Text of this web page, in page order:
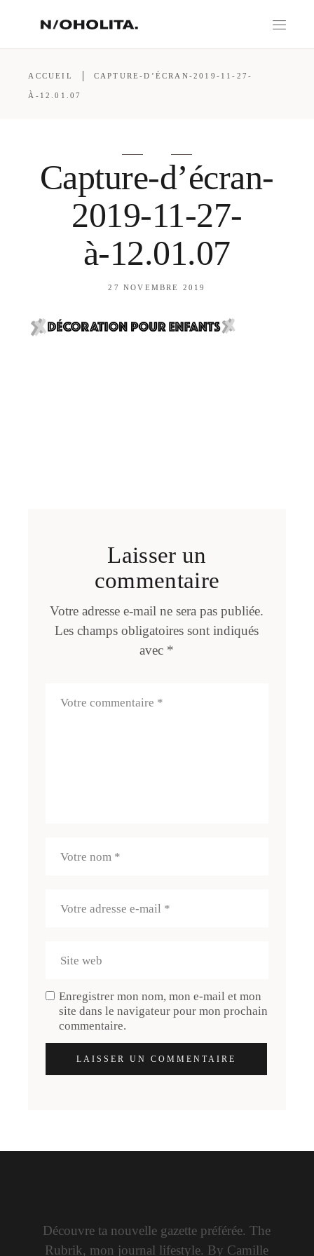
ACCUEIL CAPTURE-D’ÉCRAN-2019-11-27-
À-12.01.07
Capture-d’écran-
2019-11-27-
à-12.01.07
27 NOVEMBRE 2019
Laisser un
commentaire
Votre adresse e-mail ne sera pas publiée.
Les champs obligatoires sont indiqués
avec *
Enregistrer mon nom, mon e-mail et mon
site dans le navigateur pour mon prochain
commentaire.
LAISSER UN COMMENTAIRE
Découvre ta nouvelle gazette préférée. The
Rubrik, mon journal lifestyle. By Camille